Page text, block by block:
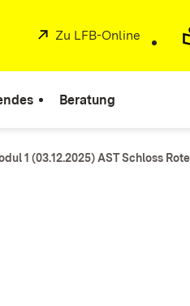
Extern:
Zu LFB-Online (Öffnet
Beratung
1 (03.12.2025) AST Schloss